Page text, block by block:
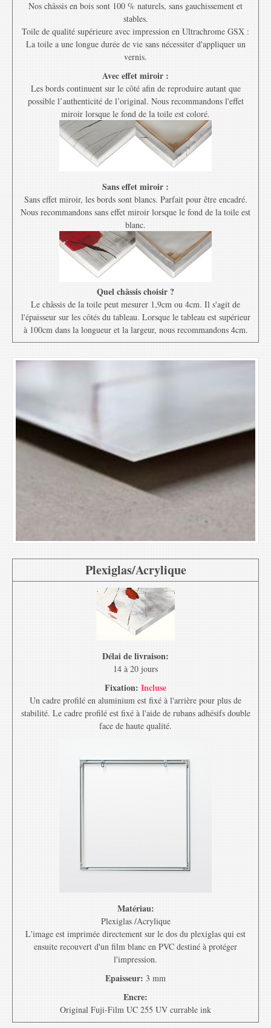
Nos châssis en bois sont 100 % naturels, sans gauchissement et
stables.
Toile de qualité supérieure avec impression en Ultrachrome GSX :
La toile a une longue durée de vie sans nécessiter d'appliquer un
vernis.
Avec effet miroir :
Les bords continuent sur le côté afin de reproduire autant que
possible l’authenticité de l’original. Nous recommandons l'effet
miroir lorsque le fond de la toile est coloré.
Sans effet miroir :
Sans effet miroir, les bords sont blancs. Parfait pour être encadré.
Nous recommandons sans effet miroir lorsque le fond de la toile est
blanc.
Quel châssis choisir ?
Le châssis de la toile peut mesurer 1,9cm ou 4cm. Il s'agit de
l'épaisseur sur les côtés du tableau. Lorsque le tableau est supérieur
à 100cm dans la longueur et la largeur, nous recommandons 4cm.
Plexiglas/Acrylique
Délai de livraison:
14 à 20 jours
Fixation: Incluse
Un cadre profilé en aluminium est fixé à l'arrière pour plus de
stabilité. Le cadre profilé est fixé à l'aide de rubans adhésifs double
face de haute qualité.
Matériau:
Plexiglas /Acrylique
L'image est imprimée directement sur le dos du plexiglas qui est
ensuite recouvert d'un film blanc en PVC destiné à protéger
l'impression.
Epaisseur: 3 mm
Encre:
Original Fuji-Film UC 255 UV currable ink